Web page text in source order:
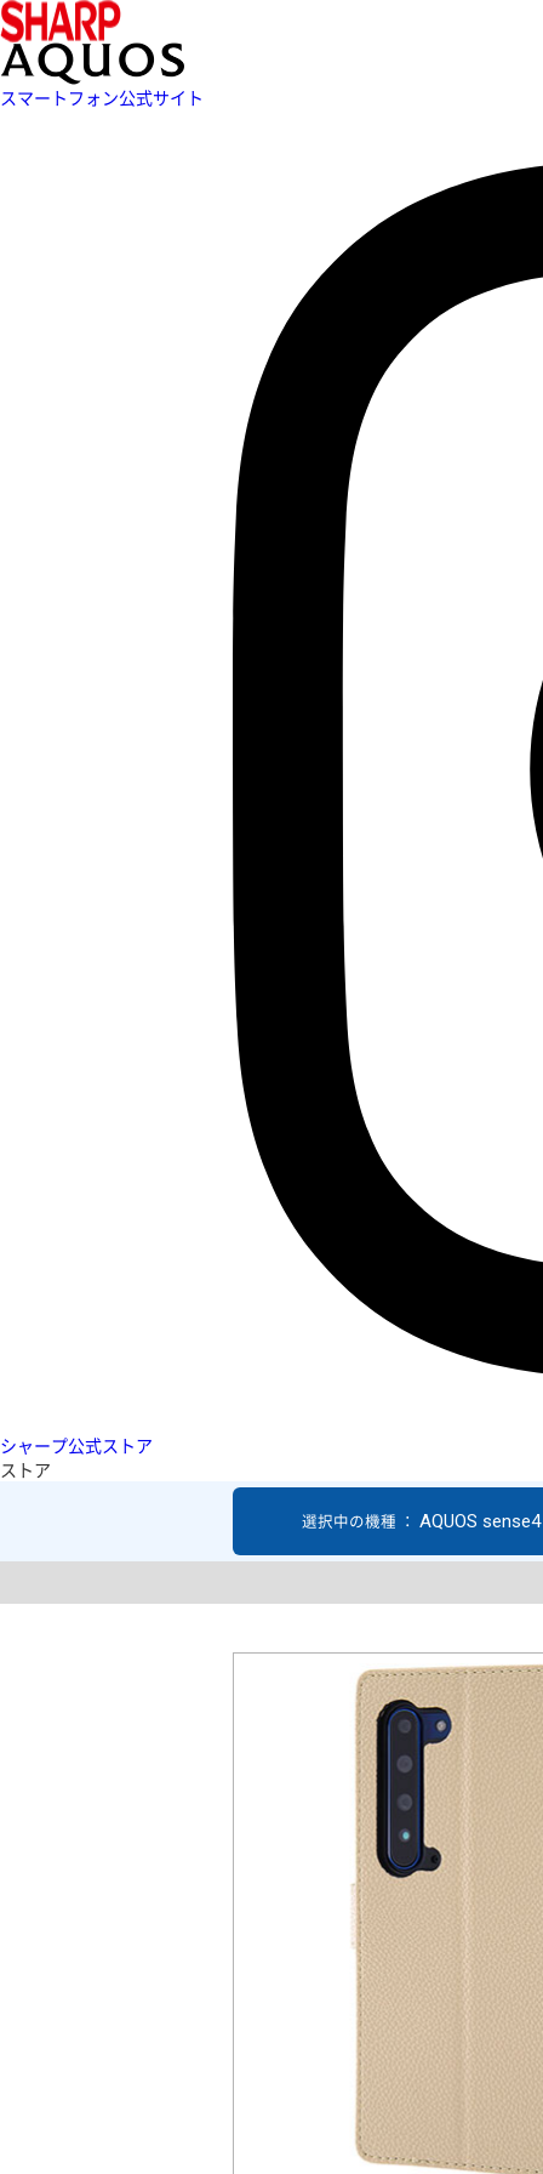
スマートフォン公式サイト
シャープ公式ストア
ストア
選択中の機種 ： AQUOS